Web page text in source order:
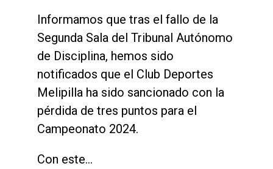
Informamos que tras el fallo de la
Segunda Sala del Tribunal Autónomo
de Disciplina, hemos sido
notificados que el Club Deportes
Melipilla ha sido sancionado con la
pérdida de tres puntos para el
Campeonato 2024.
Con este…